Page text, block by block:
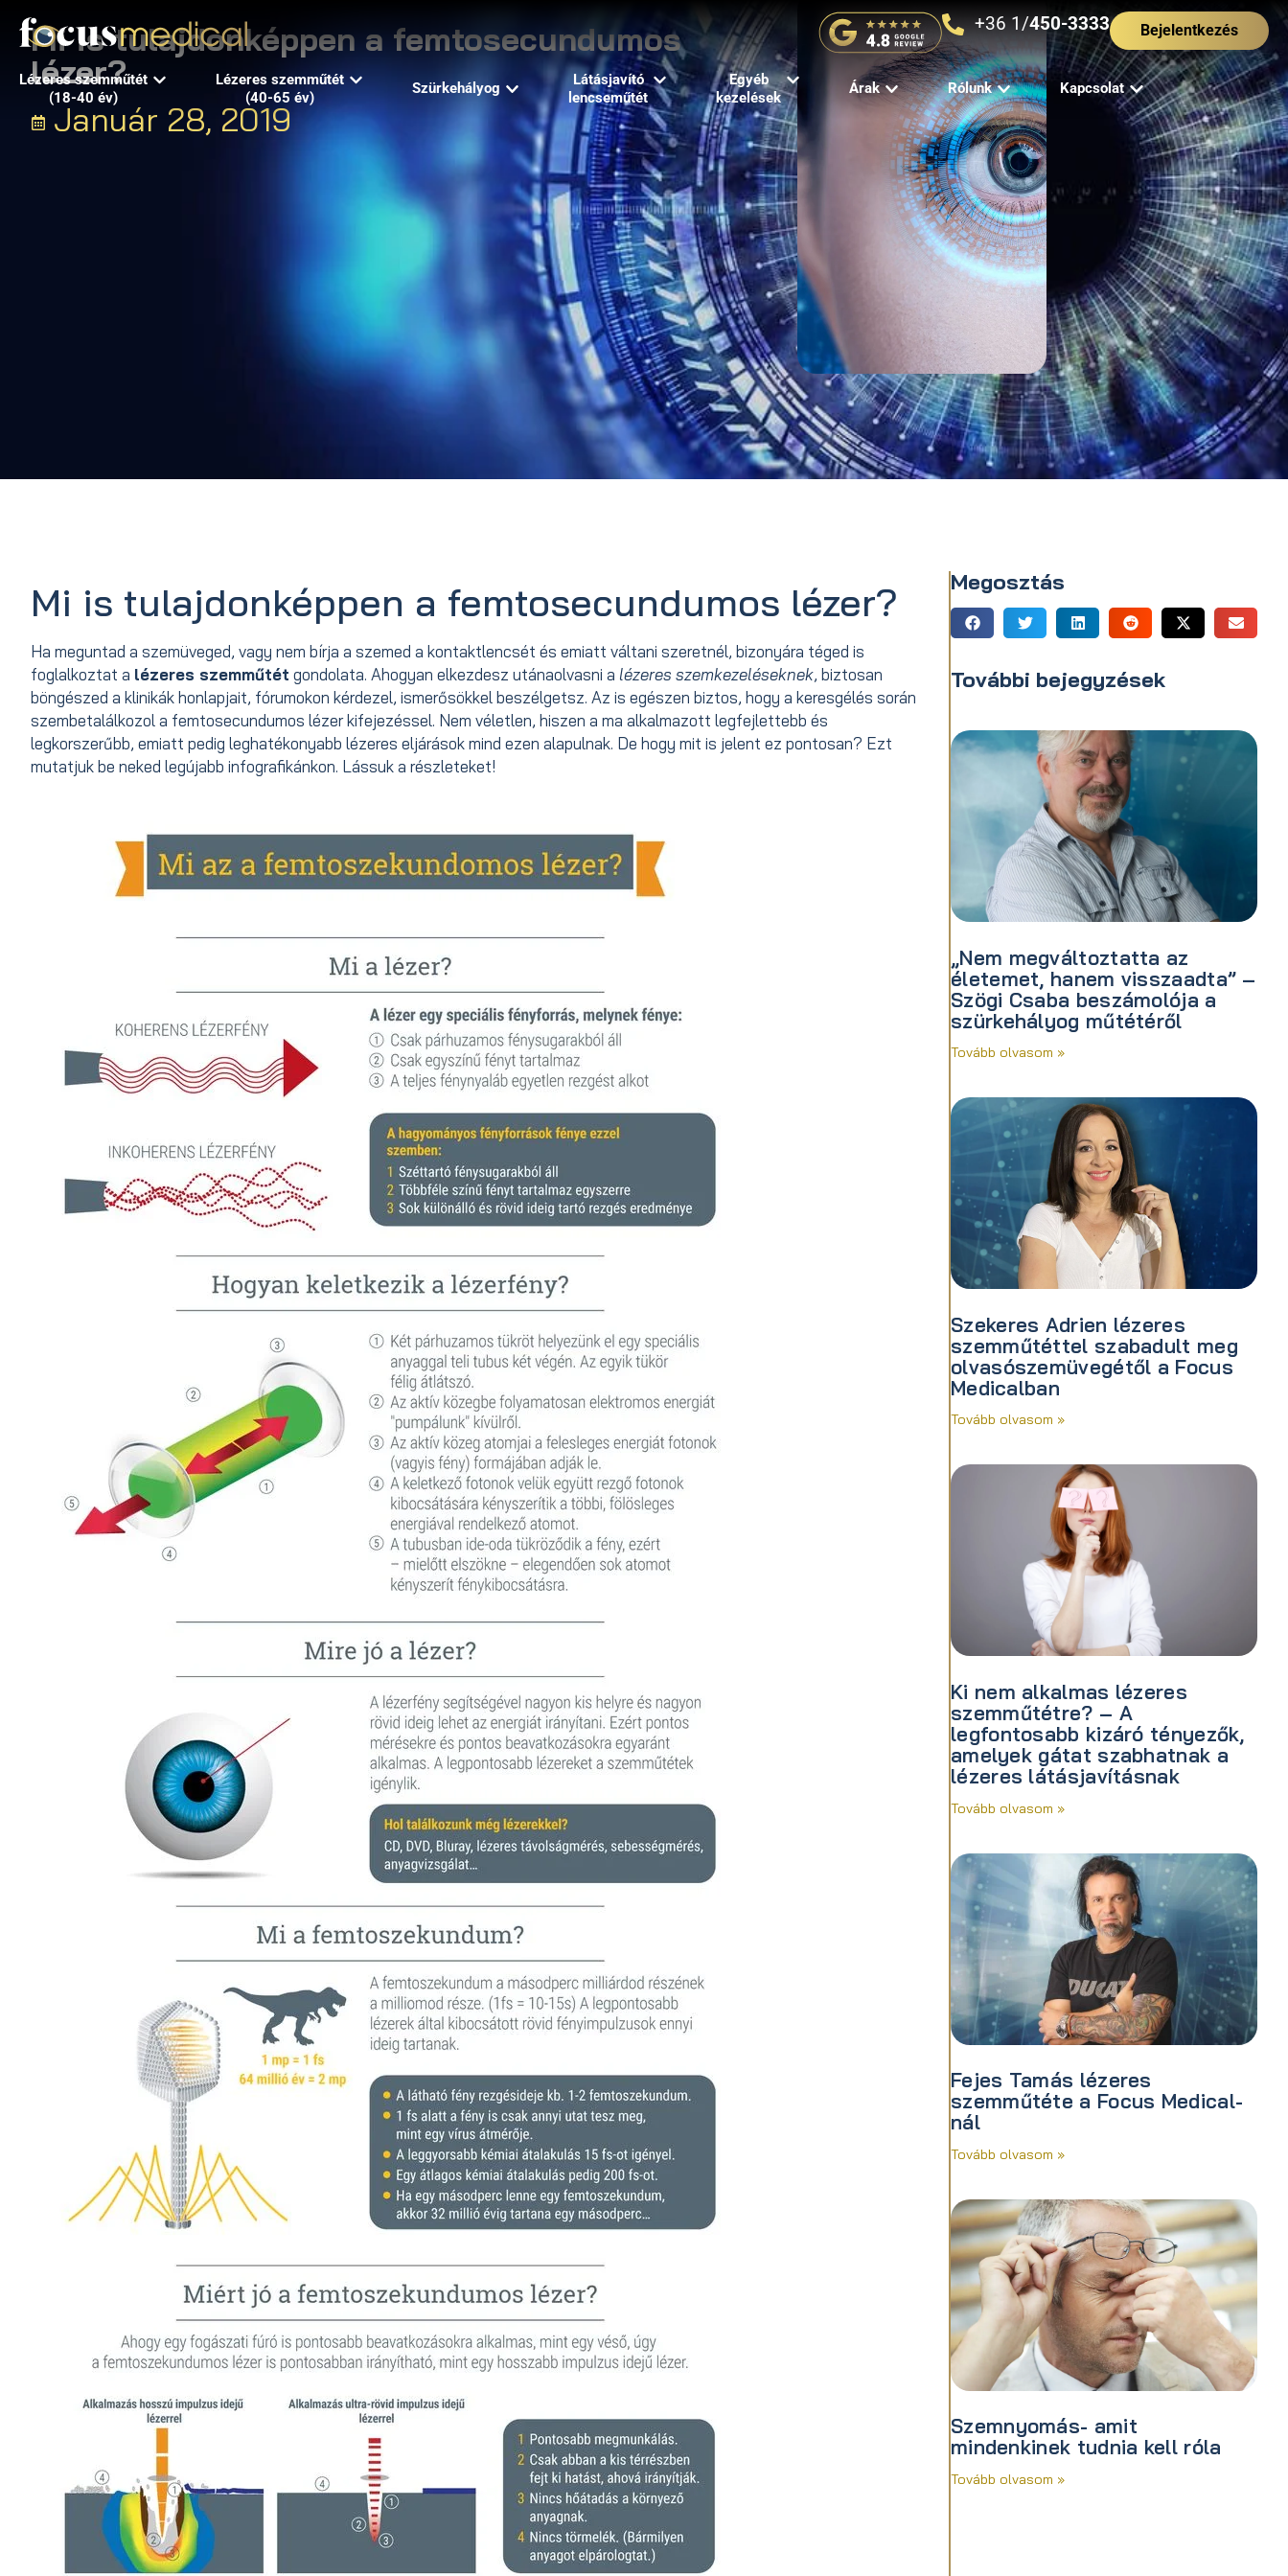
+36 1/450-3333 Bejelentkezés
Lézeres szemműtét
(18-40 év)
Lézeres szemműtét
(40-65 év)
Szürkehályog
Látásjavító
lencseműtét
Egyéb
kezelések
Árak Rólunk Kapcsolat
Mi is tulajdonképpen a femtosecundumos
lézer?
Január 28, 2019
Mi is tulajdonképpen a femtosecundumos lézer?
Ha meguntad a szemüveged, vagy nem bírja a szemed a kontaktlencsét és emiatt váltani szeretnél, bizonyára téged is
foglalkoztat a lézeres szemműtét gondolata. Ahogyan elkezdesz utánaolvasni a lézeres szemkezeléseknek, biztosan
böngészed a klinikák honlapjait, fórumokon kérdezel, ismerősökkel beszélgetsz. Az is egészen biztos, hogy a keresgélés során
szembetalálkozol a femtosecundumos lézer kifejezéssel. Nem véletlen, hiszen a ma alkalmazott legfejlettebb és
legkorszerűbb, emiatt pedig leghatékonyabb lézeres eljárások mind ezen alapulnak. De hogy mit is jelent ez pontosan? Ezt
mutatjuk be neked legújabb infografikánkon. Lássuk a részleteket!
Megosztás
További bejegyzések
„Nem megváltoztatta az
életemet, hanem visszaadta” –
Szögi Csaba beszámolója a
szürkehályog műtétéről
Tovább olvasom »
Szekeres Adrien lézeres
szemműtéttel szabadult meg
olvasószemüvegétől a Focus
Medicalban
Tovább olvasom »
Ki nem alkalmas lézeres
szemműtétre? – A
legfontosabb kizáró tényezők,
amelyek gátat szabhatnak a
lézeres látásjavításnak
Tovább olvasom »
Fejes Tamás lézeres
szemműtéte a Focus Medical-
nál
Tovább olvasom »
Szemnyomás- amit
mindenkinek tudnia kell róla
Tovább olvasom »